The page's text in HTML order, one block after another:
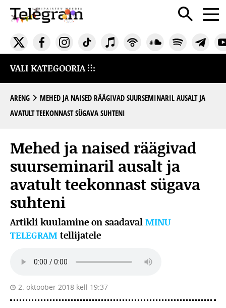
VALI KATEGOORIA
ARENG
MEHED JA NAISED RÄÄGIVAD SUURSEMINARIL AUSALT JA
AVATULT TEEKONNAST SÜGAVA SUHTENI
Mehed ja naised räägivad
suurseminaril ausalt ja
avatult teekonnast sügava
suhteni
Artikli kuulamine on saadaval MINU
TELEGRAM tellijatele
2. oktoober 2018 kell 19:37